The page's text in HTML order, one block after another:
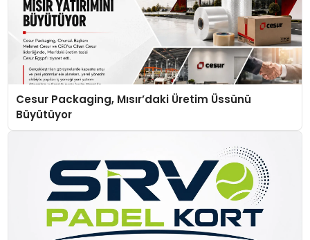
Cesur Packaging, Mısır’daki Üretim Üssünü
Büyütüyor